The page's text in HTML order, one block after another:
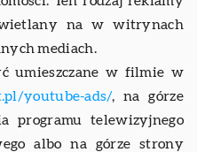
na w witrynach
mediach.
umieszczane w filmie w
youtube-ads/, na górze
programu telewizyjnego
albo na górze strony